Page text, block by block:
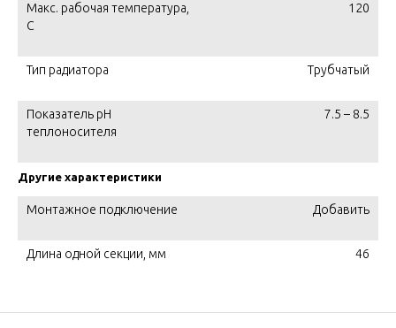
Макс. рабочая температура,
C
120
Тип радиатора Трубчатый
Показатель pH
теплоносителя
7.5 – 8.5
Другие характеристики
Монтажное подключение Добавить
Длина одной секции, мм 46